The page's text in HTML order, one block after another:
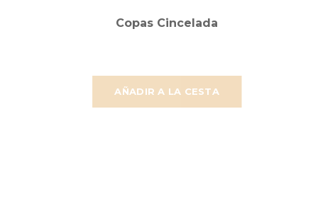
AÑADIR A LA CESTA
Copas Cincelada